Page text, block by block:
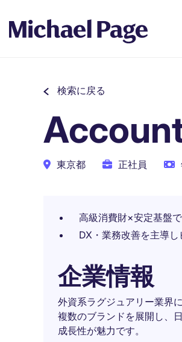
検索に戻る
東京都 正社員
高級消費財×安定基盤
DX・業務改善を主導
企業情報
外資系ラグジュアリー業界
複数のブランドを展開し、
成長性が魅力です。